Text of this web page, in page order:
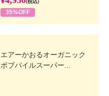
(税込)
35%OFF
エアーかおるオーガニック
ボブパイルスーパー...